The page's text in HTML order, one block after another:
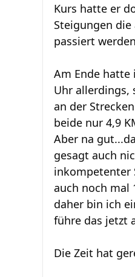
Kurs hatte er
Steigungen
passiert
Am Ende hatte
Uhr allerdings,
an der
beide nur 4,9
Aber na
gesagt auch
inkompetenter
auch noch mal
daher bin ich
führe das jetzt
Die Zeit hat